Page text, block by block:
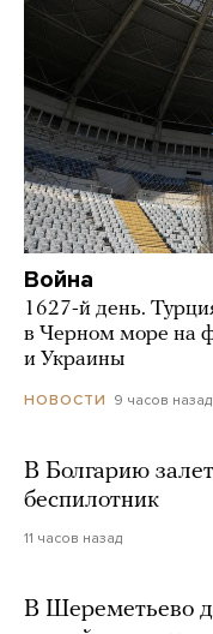
Война
1627-й день.
в Черном море на
и Украины
НОВОСТИ 9 часов назад
В Болгарию
беспилотник
11 часов назад
В Шереметьево